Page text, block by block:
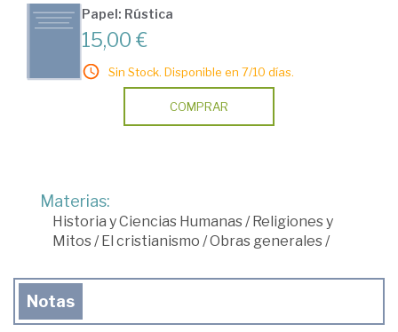
Papel: Rústica
15,00 €
Sin Stock. Disponible en 7/10 días.
COMPRAR
Materias:
Historia y Ciencias Humanas/Religiones y
Mitos/El cristianismo /Obras generales/
Notas